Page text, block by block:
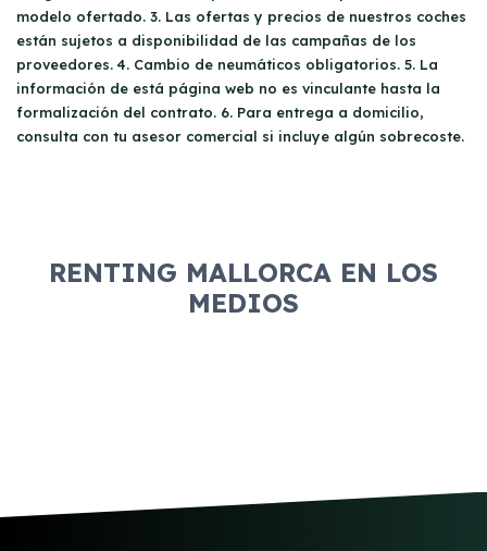
modelo ofertado. 3. Las ofertas y precios de nuestros coches
están sujetos a disponibilidad de las campañas de los
proveedores. 4. Cambio de neumáticos obligatorios. 5. La
información de está página web no es vinculante hasta la
formalización del contrato. 6. Para entrega a domicilio,
consulta con tu asesor comercial si incluye algún sobrecoste.
RENTING MALLORCA EN LOS
MEDIOS